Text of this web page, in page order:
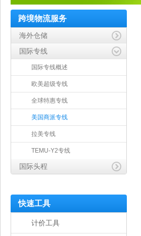
跨境物流服务
海外仓储
国际专线
国际专线概述
欧美超级专线
全球特惠专线
美国商派专线
拉美专线
TEMU-Y2专线
国际头程
快速工具
计价工具